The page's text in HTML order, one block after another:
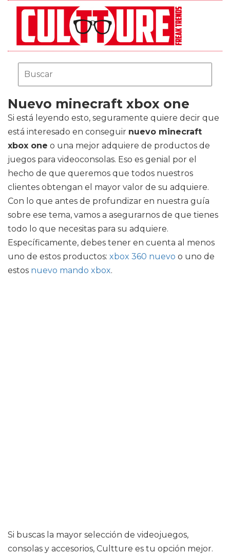
Nuevo minecraft xbox one
Si está leyendo esto, seguramente quiere decir que
está interesado en conseguir nuevo minecraft
xbox one o una mejor adquiere de productos de
juegos para videoconsolas. Eso es genial por el
hecho de que queremos que todos nuestros
clientes obtengan el mayor valor de su adquiere.
Con lo que antes de profundizar en nuestra guía
sobre ese tema, vamos a asegurarnos de que tienes
todo lo que necesitas para su adquiere.
Específicamente, debes tener en cuenta al menos
uno de estos productos: xbox 360 nuevo o uno de
estos nuevo mando xbox.
Si buscas la mayor selección de videojuegos,
consolas y accesorios, Cultture es tu opción mejor.